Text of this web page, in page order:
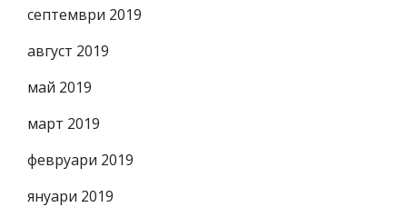
септември 2019
август 2019
май 2019
март 2019
февруари 2019
януари 2019